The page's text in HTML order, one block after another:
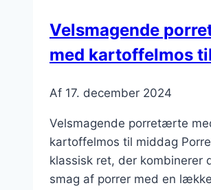
Velsmagende
med kartoffelmos
Af 17. december 2024
Velsmagende porretærte
kartoffelmos til middag
klassisk ret, der kombinerer
smag af porrer med en